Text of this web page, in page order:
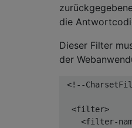
die
Dieser Filter
der
<!--
<filter>
<filter-